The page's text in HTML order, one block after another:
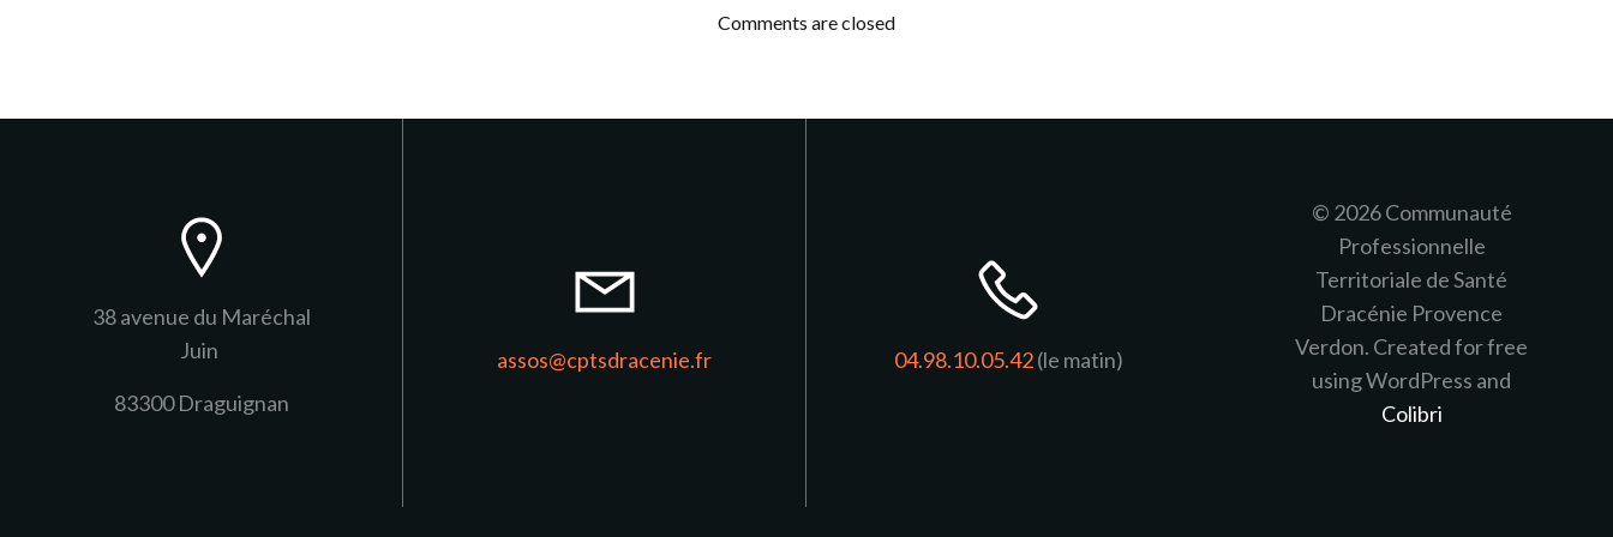
navigation
Comments are closed
38 avenue du Maréchal
Juin
83300 Draguignan
assos@cptsdracenie.fr 04.98.10.05.42(le matin)
© 2026 Communauté
Professionnelle
Territoriale de Santé
Dracénie Provence
Verdon. Created for free
using WordPress and
Colibri